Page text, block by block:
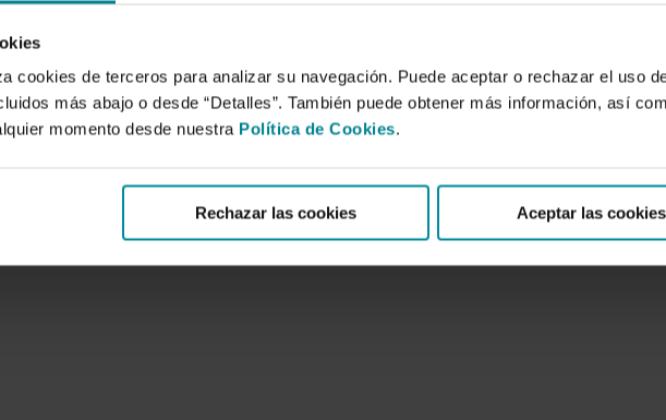
cookies de terceros para analizar su navegación. Puede aceptar o rechazar el uso
más abajo o desde “Detalles”. También puede obtener más información, así
momento desde nuestra Política de Cookies.
Rechazar las cookies Aceptar las cookies
En Almería se suele trasplantar el tomate entre
fruto al mercado desde noviembre hasta junio,
julio y octubre, que cubren algunas cooperativas de la
Almería y Granada. Por ello nos planteamos cultivar
constatar de una forma más clara el efecto de las